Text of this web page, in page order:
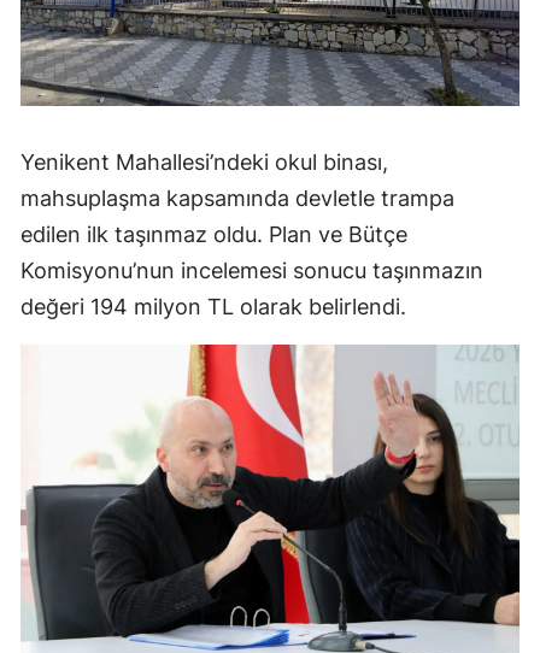
Yenikent Mahallesi’ndeki okul binası,
mahsuplaşma kapsamında devletle trampa
edilen ilk taşınmaz oldu. Plan ve Bütçe
Komisyonu’nun incelemesi sonucu taşınmazın
değeri 194 milyon TL olarak belirlendi.